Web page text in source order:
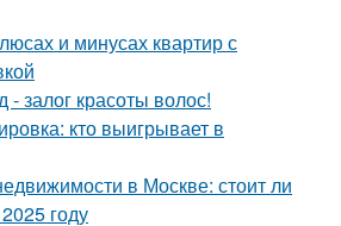
и минусах квартир с
залог красоты волос!
кто выигрывает в
в Москве: стоит ли
году